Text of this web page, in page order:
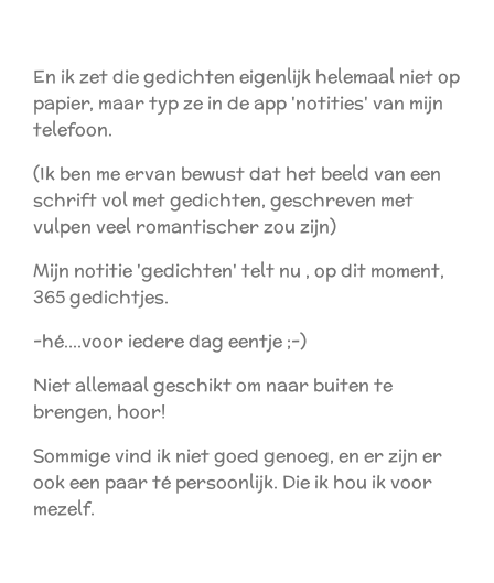
En ik zet die gedichten eigenlijk helemaal niet op
papier, maar typ ze in de app 'notities' van mijn
telefoon.
(Ik ben me ervan bewust dat het beeld van een
schrift vol met gedichten, geschreven met
vulpen veel romantischer zou zijn)
Mijn notitie 'gedichten' telt nu , op dit moment,
365 gedichtjes.
-hé....voor iedere dag eentje ;-)
Niet allemaal geschikt om naar buiten te
brengen, hoor!
Sommige vind ik niet goed genoeg, en er zijn er
ook een paar té persoonlijk. Die ik hou ik voor
mezelf.